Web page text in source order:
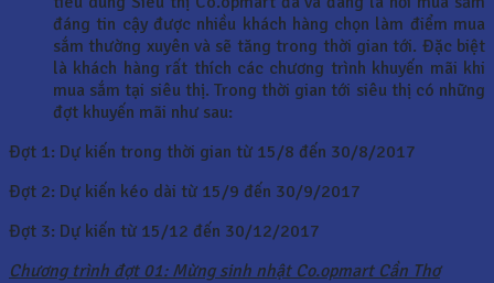
đáng tin cậy được nhiều khách hàng chọn làm điểm mua
sắm thường xuyên và sẽ tăng trong thời gian tới. Đặc biệt
là khách hàng rất thích các chương trình khuyến mãi khi
mua sắm tại siêu thị. Trong thời gian tới siêu thị có những
đợt khuyến mãi như sau:
Đợt 1: Dự kiến trong thời gian từ 15/8 đến 30/8/2017
Đợt 2: Dự kiến kéo dài từ 15/9 đến 30/9/2017
Đợt 3: Dự kiến từ 15/12 đến 30/12/2017
Chương trình đợt 01: Mừng sinh nhật Co.opmart Cần Thơ